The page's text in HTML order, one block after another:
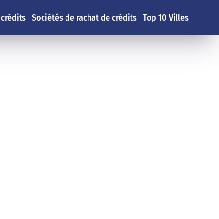
Sociétés de rachat de crédits Top 10 Villes